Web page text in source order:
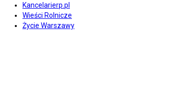
Kancelarierp.pl
Wieści Rolnicze
Życie Warszawy